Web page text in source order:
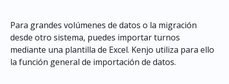
Para grandes volúmenes de datos o la migración
desde otro sistema, puedes importar turnos
mediante una plantilla de Excel. Kenjo utiliza para ello
la función general de importación de datos.